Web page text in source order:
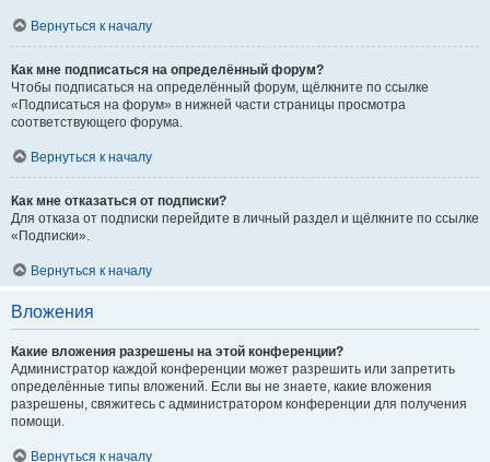
Вернуться к началу
Как мне подписаться на определённый форум?
Чтобы подписаться на определённый форум, щёлкните по ссылке
«Подписаться на форум» в нижней части страницы просмотра
соответствующего форума.
Вернуться к началу
Как мне отказаться от подписки?
Для отказа от подписки перейдите в личный раздел и щёлкните по ссылке
«Подписки».
Вернуться к началу
Вложения
Какие вложения разрешены на этой конференции?
Администратор каждой конференции может разрешить или запретить
определённые типы вложений. Если вы не знаете, какие вложения
разрешены, свяжитесь с администратором конференции для получения
помощи.
Вернуться к началу